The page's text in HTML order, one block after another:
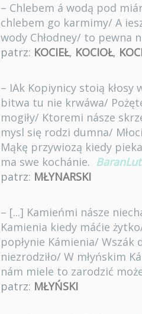
– Chlebem á wodą pod
chlebem go karmimy/ A
wody Chłodney/ to pewna
patrz: KOCIEŁ, KOCIOŁ,
– IAk Kopiynicy stoią kłosy
bitwa tu nie krwáwa/
mogiły/ Ktoremi násze
mysl się rodzi dumna/
Mąkę przywiozą kiedy
ma swe kochánie. BaranLut
patrz: MŁYNARSKI
– [...] Kamieńmi násze
Kamienia kiedy máćie
popłynie Kámienia/ Wszák
niezrodziło/ W młyńskim
nám miele to zarodzić
patrz: MŁYŃSKI